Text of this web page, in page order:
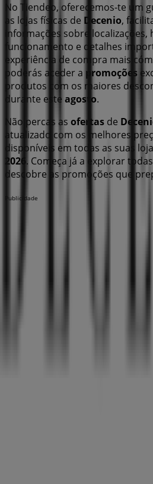
No Tiendeo, oferecemos-te um
as lojas físicas de Decenio,
informações sobre localizações,
funcionamento e detalhes
experiência de compra mais
poderás aceder a promoções
produtos com os maiores
durante este agosto.
Não percas as ofertas de
atualizado com os melhores
disponíveis em todas as suas
2026 . Começa já a explorar
descobre as promoções que
Publicidade